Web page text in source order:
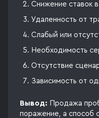
Снижение ставок
Удаленность от
Слабый или
Необходимость
Отсутствие
Зависимость от
Вывод: Продажа
поражение, а способ